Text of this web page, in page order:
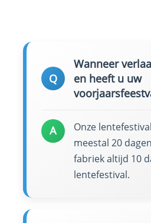
Q
Wanneer
en heeft u uw
A
Onze
meestal 20
fabriek altijd 10
lentefestival.